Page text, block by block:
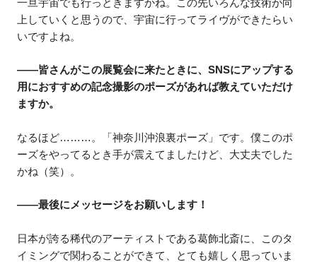
一旦宇宙でも行っときますかね。この先いろんな技術が向
上していくと思うので、宇宙に行ってライヴができたらい
いですよね。
――皆さんがこの展覧会に来たときに、SNSにアップする
用におすすめの記念撮影のポーズがあれば教えていただけ
ますか。
なるほど………。「神奈川沖浪裏ポーズ」です。僕このポ
ーズをやってるとき手が震えてましたけど、大丈夫でした
かね（笑）。
――最後にメッセージをお願いします！
日本が誇る稀代のアーティストである葛飾北斎に、このタ
イミングで関わることができて、とても嬉しく思っていま